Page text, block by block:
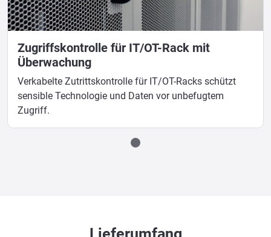
Zugriffskontrolle für IT/OT-Rack mit
Überwachung
Verkabelte Zutrittskontrolle für IT/OT-Racks schützt
sensible Technologie und Daten vor unbefugtem
Zugriff.